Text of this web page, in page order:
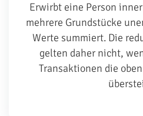
Erwirbt eine Person
mehrere Grundstücke
Werte summiert. Die
gelten daher nicht,
Transaktionen die